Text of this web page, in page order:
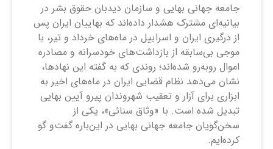
جامعه جهانی بهایی و سازمان دیدبان حقوق بشر در
بیانیه‌ای مشترک هشدار داده‌اند که بهاییان ایران پس
از درگیری ایران و اسراییل در ماه‌های خرداد و تیر، با
موجی بی‌سابقه از بازداشت‌های خودسرانه و مصادره
اموال روبه‌رو شده‌اند؛ روندی که به گفته این نهاد‌ها،
نشان می‌دهد نظام قضایی ایران در ماه‌های اخیر به
ابزاری برای آزار و تعقیب شهروندان پیرو آیین بهایی
تبدیل شده است. با «وثاق سنائی»، یکی از
سخن‌گویان جامعه جهانی بهایی در این‌باره گفت‌و گو
کرده‌ایم.